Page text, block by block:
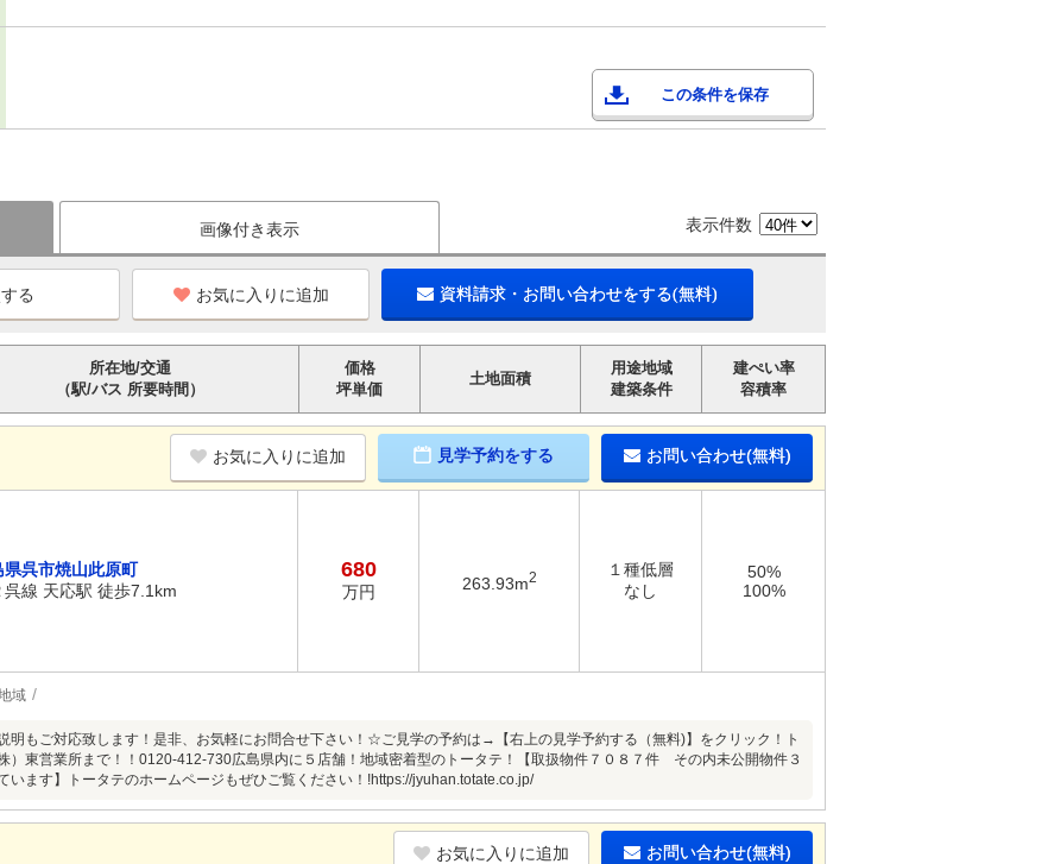
この条件を保存
画像付き表示 表示件数
お気に入りに追加 資料請求・お問い合わせをする(無料)
所在地/交通
（駅/バス 所要時間）
価格
坪単価
土地面積
用途地域
建築条件
建ぺい率
容積率
お気に入りに追加 見学予約をする お問い合わせ(無料)
県呉市焼山此原町
呉線 天応駅 徒歩7.1km
680
万円 263.93m2
１種低層
なし
50%
100%
域
明もご対応致します！是非、お気軽にお問合せ下さい！☆ご見学の予約は→【右上の見学予約する（無料)】をクリック！ト
）東営業所まで！！0120-412-730広島県内に５店舗！地域密着型のトータテ！【取扱物件７０８７件 その内未公開物件３
います】トータテのホームページもぜひご覧ください！!https://jyuhan.totate.co.jp/
お気に入りに追加 お問い合わせ(無料)